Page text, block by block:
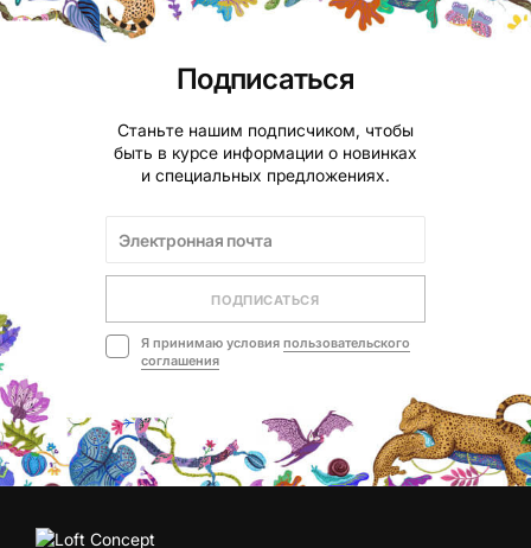
Подписаться
Станьте нашим подписчиком, чтобы
быть в курсе информации о новинках
и специальных предложениях.
ПОДПИСАТЬСЯ
Я принимаю условия пользовательского
соглашения